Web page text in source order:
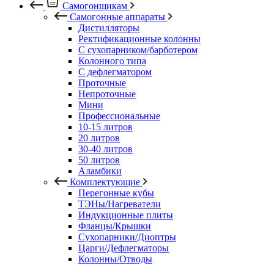
Самогонщикам
Самогонные аппараты
Дистилляторы
Ректификационные колонны
С сухопарником/барботером
Колонного типа
С дефлегматором
Проточные
Непроточные
Мини
Профессиональные
10-15 литров
20 литров
30-40 литров
50 литров
Аламбики
Комплектующие
Перегонные кубы
ТЭНы/Нагреватели
Индукционные плиты
Фланцы/Крышки
Сухопарники/Диоптры
Царги/Дефлегматоры
Колонны/Отводы